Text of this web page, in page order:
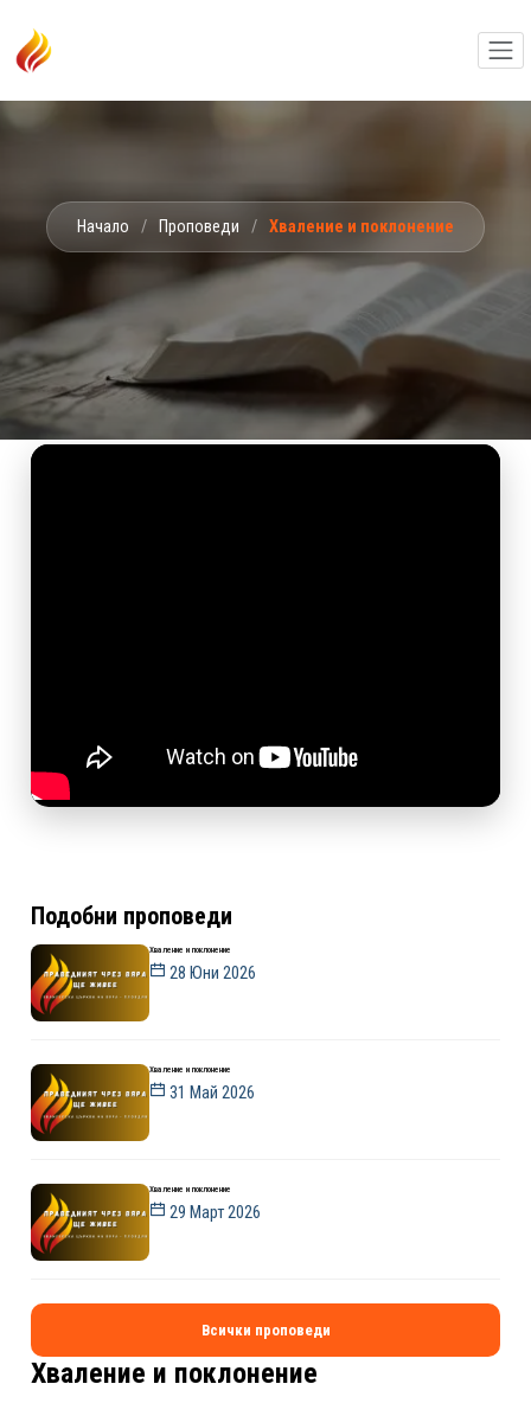
Начало / Проповеди / Хваление и поклонение
Подобни проповеди
Хваление и поклонение
28 Юни 2026
Хваление и поклонение
31 Май 2026
Хваление и поклонение
29 Март 2026
Всички проповеди
Хваление и поклонение